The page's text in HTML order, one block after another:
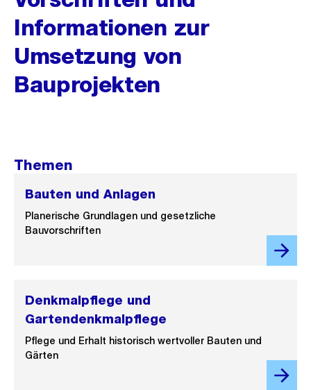
Informationen zur
Umsetzung von
Bauprojekten
Themen
Bauten und Anlagen
Planerische Grundlagen und gesetzliche
Bauvorschriften
Denkmalpflege und
Gartendenkmalpflege
Pflege und Erhalt historisch wertvoller Bauten und
Gärten